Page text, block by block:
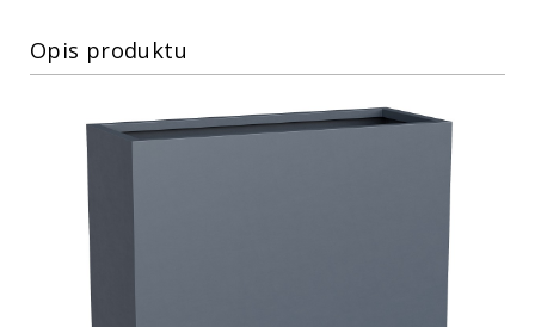
Opis produktu